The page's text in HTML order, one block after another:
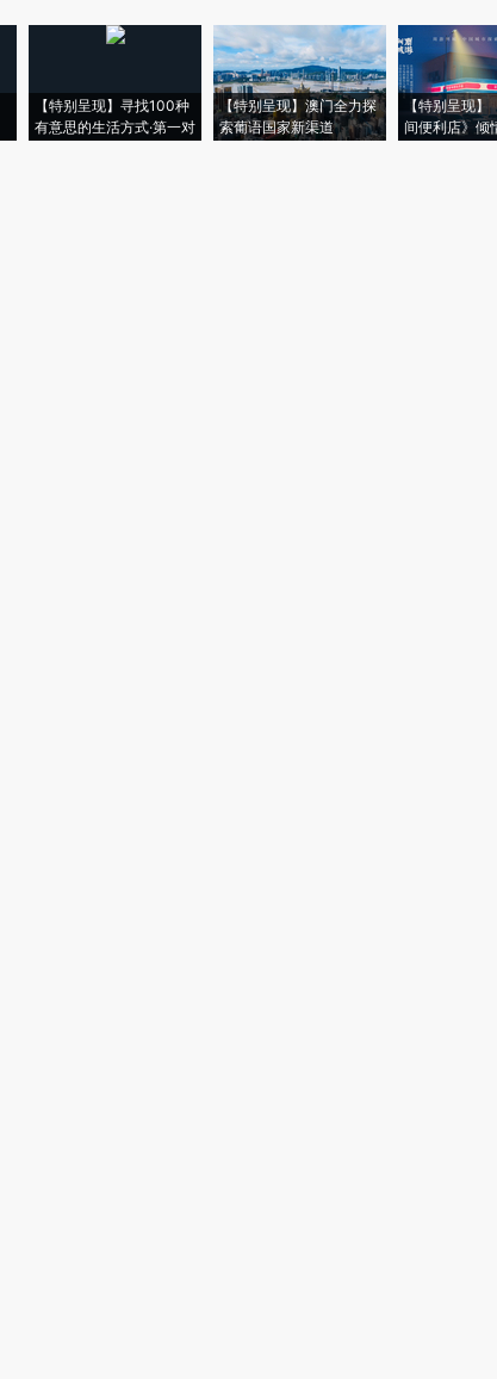
【特别呈现】寻找100种
有意思的生活方式·第一对
【特别呈现】澳门全力探
索葡语国家新渠道
【特别呈现】
间便利店》倾